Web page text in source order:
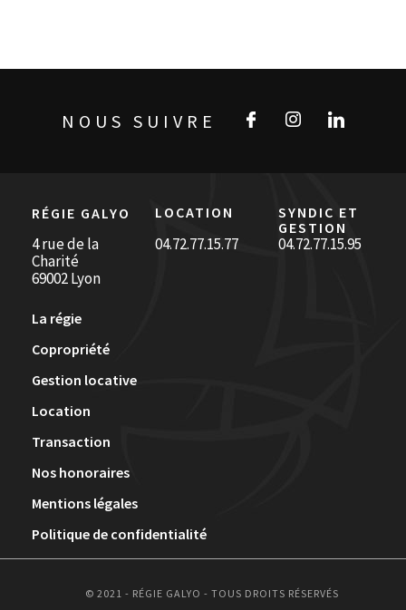
NOUS SUIVRE
RÉGIE GALYO LOCATION
SYNDIC ET
GESTION
4 rue de la
Charité
69002 Lyon
04.72.77.15.77 04.72.77.15.95
La régie
Copropriété
Gestion locative
Location
Transaction
Nos honoraires
Mentions légales
Politique de confidentialité
© 2021 - RÉGIE GALYO - TOUS DROITS RÉSERVÉS